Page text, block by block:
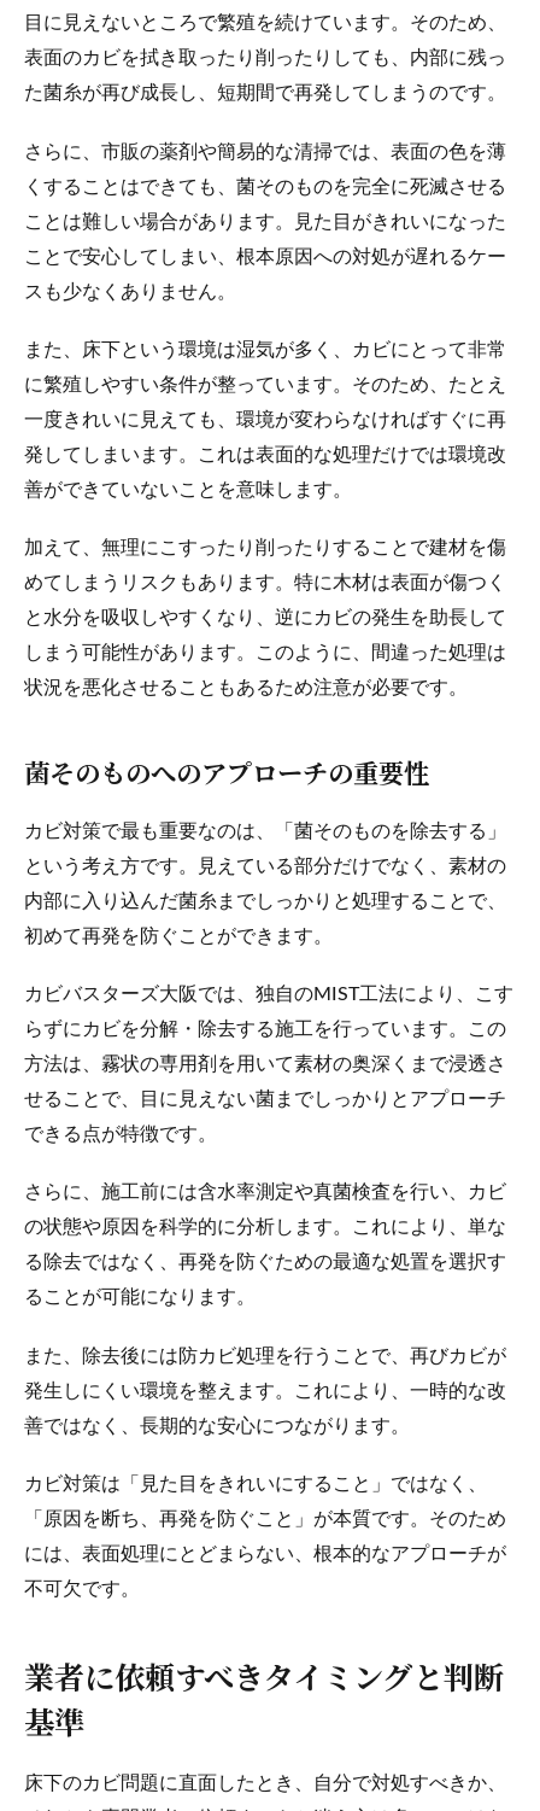
目に見えないところで繁殖を続けています。そのため、
表面のカビを拭き取ったり削ったりしても、内部に残っ
た菌糸が再び成長し、短期間で再発してしまうのです。
さらに、市販の薬剤や簡易的な清掃では、表面の色を薄
くすることはできても、菌そのものを完全に死滅させる
ことは難しい場合があります。見た目がきれいになった
ことで安心してしまい、根本原因への対処が遅れるケー
スも少なくありません。
また、床下という環境は湿気が多く、カビにとって非常
に繁殖しやすい条件が整っています。そのため、たとえ
一度きれいに見えても、環境が変わらなければすぐに再
発してしまいます。これは表面的な処理だけでは環境改
善ができていないことを意味します。
加えて、無理にこすったり削ったりすることで建材を傷
めてしまうリスクもあります。特に木材は表面が傷つく
と水分を吸収しやすくなり、逆にカビの発生を助長して
しまう可能性があります。このように、間違った処理は
状況を悪化させることもあるため注意が必要です。
菌そのものへのアプローチの重要性
カビ対策で最も重要なのは、「菌そのものを除去する」
という考え方です。見えている部分だけでなく、素材の
内部に入り込んだ菌糸までしっかりと処理することで、
初めて再発を防ぐことができます。
カビバスターズ大阪では、独自のMIST工法により、こす
らずにカビを分解・除去する施工を行っています。この
方法は、霧状の専用剤を用いて素材の奥深くまで浸透さ
せることで、目に見えない菌までしっかりとアプローチ
できる点が特徴です。
さらに、施工前には含水率測定や真菌検査を行い、カビ
の状態や原因を科学的に分析します。これにより、単な
る除去ではなく、再発を防ぐための最適な処置を選択す
ることが可能になります。
また、除去後には防カビ処理を行うことで、再びカビが
発生しにくい環境を整えます。これにより、一時的な改
善ではなく、長期的な安心につながります。
カビ対策は「見た目をきれいにすること」ではなく、
「原因を断ち、再発を防ぐこと」が本質です。そのため
には、表面処理にとどまらない、根本的なアプローチが
不可欠です。
業者に依頼すべきタイミングと判断
基準
床下のカビ問題に直面したとき、自分で対処すべきか、